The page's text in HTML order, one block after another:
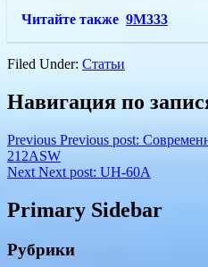
Читайте также 9М333
Filed Under: Статьи
Навигация по
Previous Previous post:
212ASW
Next Next post: UH-60A
Primary Sidebar
Рубрики